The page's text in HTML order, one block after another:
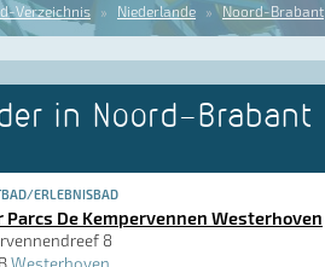
Verzeichnis Niederlande Noord-Brabant
in Noord-Brabant
ERLEBNISBAD
Parcs De Kempervennen Westerhoven
8